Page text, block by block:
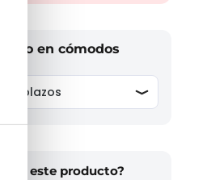
en cómodos
este producto?